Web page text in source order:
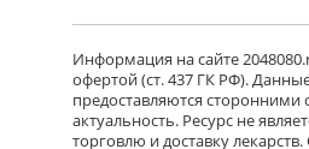
Информация на сайте
офертой (ст. 437 ГК РФ).
предоставляются сторонними
актуальность. Ресурс не
торговлю и доставку